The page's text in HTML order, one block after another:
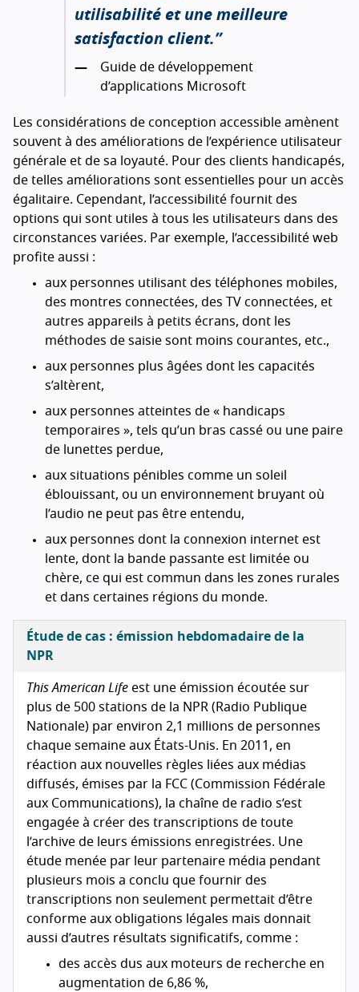
utilisabilité et une meilleure
satisfaction client.
Guide de développement
d’applications Microsoft
Les considérations de conception accessible amènent
souvent à des améliorations de l’expérience utilisateur
générale et de sa loyauté. Pour des clients handicapés,
de telles améliorations sont essentielles pour un accès
égalitaire. Cependant, l’accessibilité fournit des
options qui sont utiles à tous les utilisateurs dans des
circonstances variées. Par exemple, l’accessibilité web
profite aussi :
aux personnes utilisant des téléphones mobiles,
des montres connectées, des
TV connectées, et
autres appareils à petits écrans, dont les
méthodes de saisie sont moins courantes, etc.,
aux personnes plus âgées dont les capacités
s’altèrent,
aux personnes atteintes de « handicaps
temporaires », tels qu’un bras cassé ou une paire
de lunettes perdue,
aux situations pénibles comme un soleil
éblouissant, ou un environnement bruyant où
l’audio ne peut pas être entendu,
aux personnes dont la connexion internet est
lente, dont la bande passante est limitée ou
chère, ce qui est commun dans les zones rurales
et dans certaines régions du monde.
Étude de cas : émission hebdomadaire de la
NPR
This American Life est une émission écoutée sur
plus de 500 stations de la NPR (Radio Publique
Nationale) par environ 2,1 millions de personnes
chaque semaine aux États-Unis. En 2011, en
réaction aux nouvelles règles liées aux médias
diffusés, émises par la FCC (Commission Fédérale
aux Communications), la chaîne de radio s’est
engagée à créer des transcriptions de toute
l’archive de leurs émissions enregistrées. Une
étude menée par leur partenaire média pendant
plusieurs mois a conclu que fournir des
transcriptions non seulement permettait d’être
conforme aux obligations légales mais donnait
aussi d’autres résultats significatifs, comme :
des accès dus aux moteurs de recherche en
augmentation de 6,86 %,